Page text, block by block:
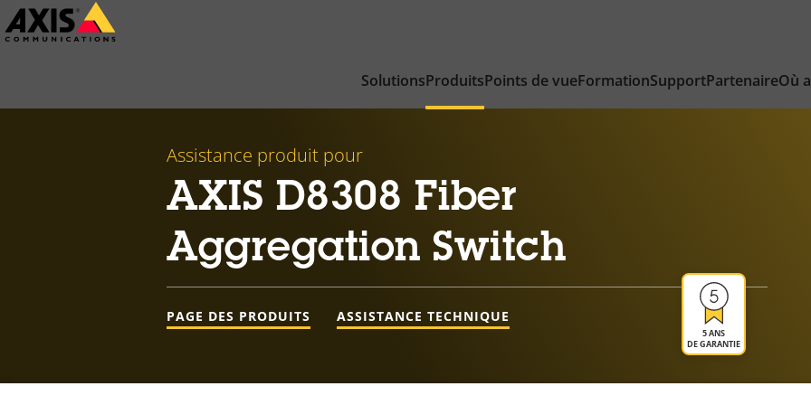
Passer
au
SolutionsProduitsPoints de vueFormationSupportPartenaireOù
Assistance produit pour
AXIS D8308 Fiber
Aggregation Switch
5 ANS
DE GARANTIE
PAGE DES PRODUITS ASSISTANCE TECHNIQUE